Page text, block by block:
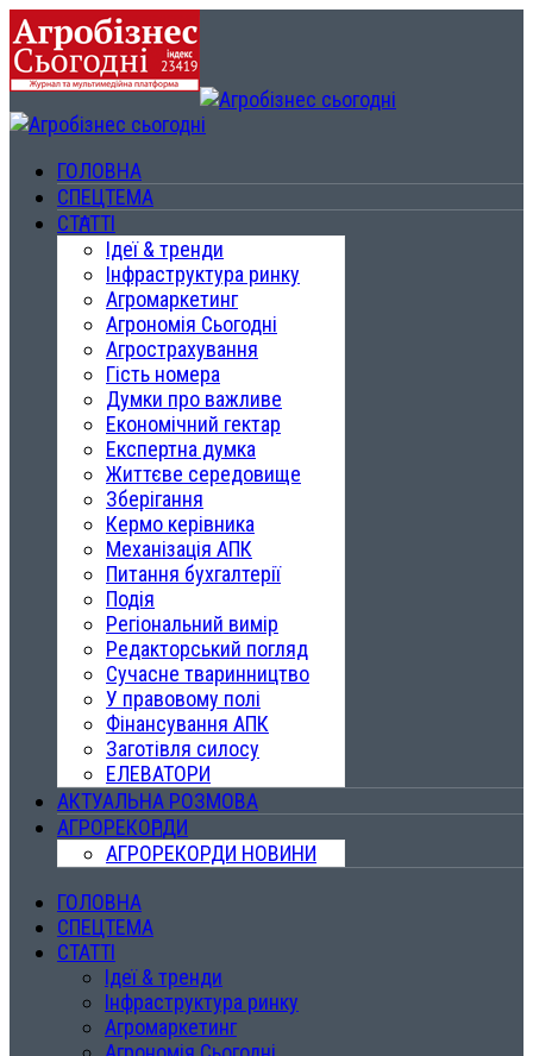
ГОЛОВНА
СПЕЦТЕМА
СТАТТІ
Ідеї & тренди
Інфраструктура ринку
Агромаркетинг
Агрономія Сьогодні
Агрострахування
Гість номера
Думки про важливе
Економічний гектар
Експертна думка
Життєве середовище
Зберігання
Кермо керівника
Механізація АПК
Питання бухгалтерії
Подія
Регіональний вимір
Редакторський погляд
Сучасне тваринництво
У правовому полі
Фінансування АПК
Заготівля силосу
ЕЛЕВАТОРИ
АКТУАЛЬНА РОЗМОВА
АГРОРЕКОРДИ
АГРОРЕКОРДИ НОВИНИ
ГОЛОВНА
СПЕЦТЕМА
СТАТТІ
Ідеї & тренди
Інфраструктура ринку
Агромаркетинг